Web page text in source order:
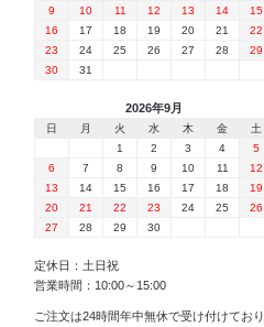
9
10 11 12 13 14
15
16
17 18 19 20 21
22
23
24 25 26 27 28
29
30
31
2026年9月
日 月 火 水 木 金
土
1
2 3 4
5
6
7 8 9 10 11
12
13
14 15 16 17 18
19
20
21 22 23 24 25
26
27
28 29 30
定休日：土日祝
営業時間：10:00～15:00
ご注文は24時間年中無休で受け付けており